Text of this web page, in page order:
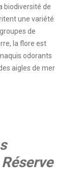
biodiversité de
une variété
de
la flore est
odorants
aigles de mer